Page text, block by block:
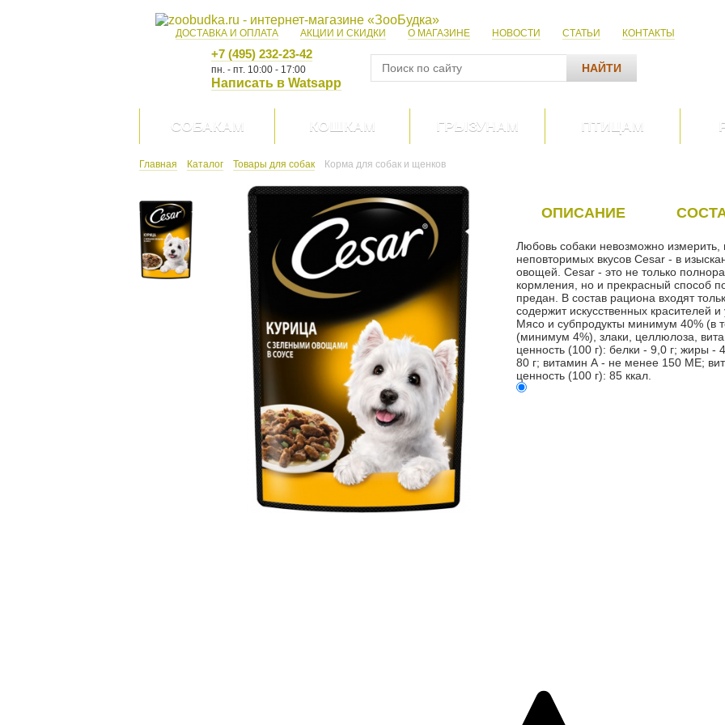
ДОСТАВКА И ОПЛАТА АКЦИИ И СКИДКИ О МАГАЗИНЕ НОВОСТИ СТАТЬИ КОНТАКТЫ
+7 (495) 232-23-42
пн. - пт. 10:00 - 17:00
Написать в Watsapp
НАЙТИ
СОБАКАМ КОШКАМ ГРЫЗУНАМ ПТИЦАМ
Главная Каталог Товары для собак Корма для собак и щенков
ОПИСАНИЕ
Любовь собаки невозможно
неповторимых вкусов Cesar - в
овощей. Cesar - это не только
кормления, но и прекрасный способ
предан. В состав рациона входят
содержит искусственных красителей и
Мясо и субпродукты минимум 40% (в
(минимум 4%), злаки, целлюлоза,
ценность (100 г): белки - 9,0 г; жиры -
80 г; витамин А - не менее 150 МЕ;
ценность (100 г): 85 ккал.